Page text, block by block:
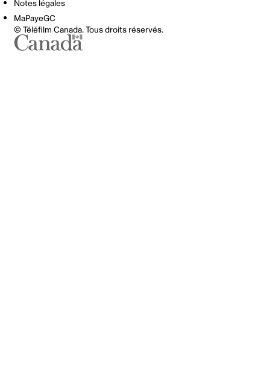
Notes légales
MaPayeGC
© Téléfilm Canada. Tous droits réservés.